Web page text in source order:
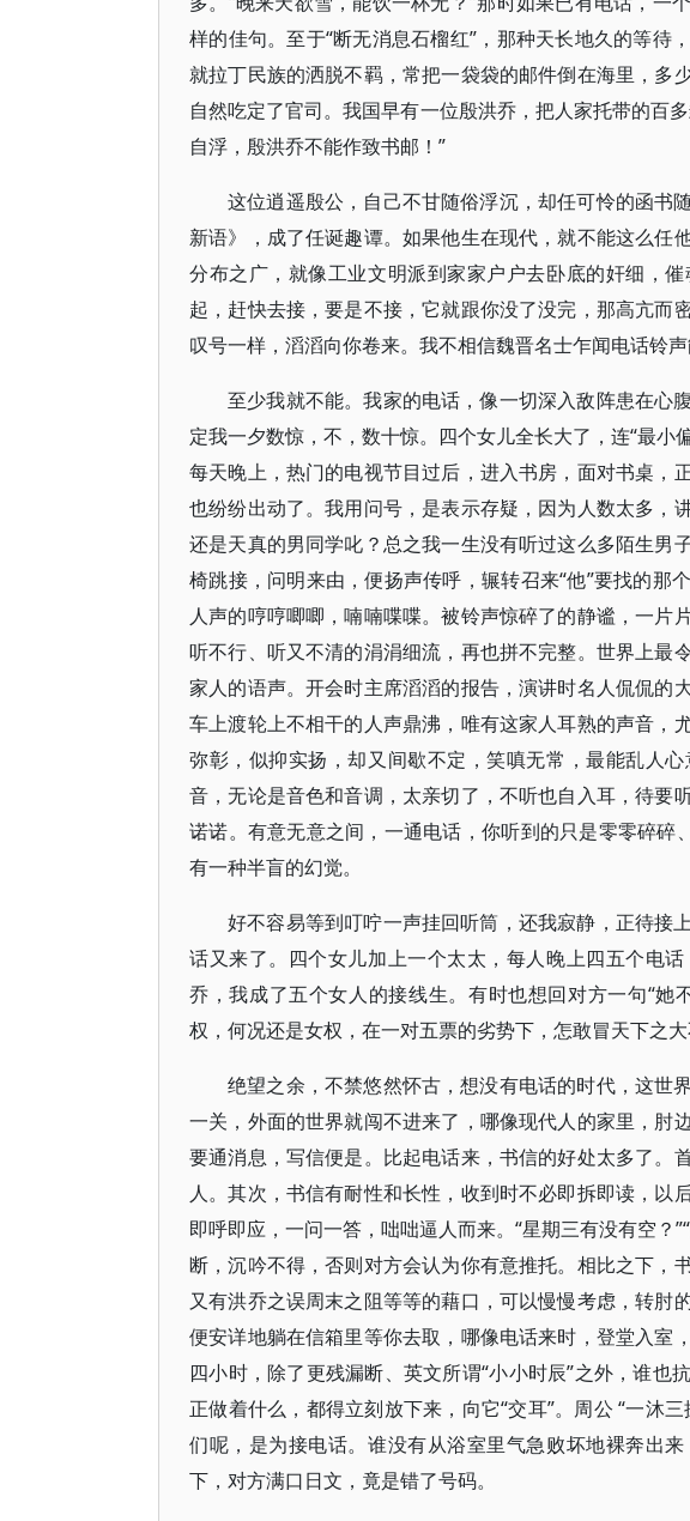
样的佳句。至于“断无消息石榴红”，那种天长地久的等待
就拉丁民族的洒脱不羁，常把一袋袋的邮件倒在海里，多
自然吃定了官司。我国早有一位殷洪乔，把人家托带的百
自浮，殷洪乔不能作致书邮！”
这位逍遥殷公，自己不甘随俗浮沉，却任可怜的函书
新语》，成了任诞趣谭。如果他生在现代，就不能这么任
分布之广，就像工业文明派到家家户户去卧底的奸细，
起，赶快去接，要是不接，它就跟你没了没完，那高亢而
叹号一样，滔滔向你卷来。我不相信魏晋名士乍闻电话铃声
至少我就不能。我家的电话，像一切深入敌阵患在心
定我一夕数惊，不，数十惊。四个女儿全长大了，连“最小
每天晚上，热门的电视节目过后，进入书房，面对书桌，
也纷纷出动了。我用问号，是表示存疑，因为人数太多，
还是天真的男同学叱？总之我一生没有听过这么多陌生男
椅跳接，问明来由，便扬声传呼，辗转召来“他”要找的那
人声的哼哼唧唧，喃喃喋喋。被铃声惊碎了的静谧，一片
听不行、听又不清的涓涓细流，再也拼不完整。世界上最
家人的语声。开会时主席滔滔的报告，演讲时名人侃侃的
车上渡轮上不相干的人声鼎沸，唯有这家人耳熟的声音，
弥彰，似抑实扬，却又间歇不定，笑嗔无常，最能乱人
音，无论是音色和音调，太亲切了，不听也自入耳，待要
诺诺。有意无意之间，一通电话，你听到的只是零零碎碎
有一种半盲的幻觉。
好不容易等到叮咛一声挂回听筒，还我寂静，正待接
话又来了。四个女儿加上一个太太，每人晚上四五个电
乔，我成了五个女人的接线生。有时也想回对方一句“她
权，何况还是女权，在一对五票的劣势下，怎敢冒天下之大
绝望之余，不禁悠然怀古，想没有电话的时代，这世
一关，外面的世界就闯不进来了，哪像现代人的家里，肘
要通消息，写信便是。比起电话来，书信的好处太多了。
人。其次，书信有耐性和长性，收到时不必即拆即读，以
即呼即应，一问一答，咄咄逼人而来。“星期三有没有空？
断，沉吟不得，否则对方会认为你有意推托。相比之下，
又有洪乔之误周末之阻等等的藉口，可以慢慢考虑，转肘
便安详地躺在信箱里等你去取，哪像电话来时，登堂入室
四小时，除了更残漏断、英文所谓“小小时辰”之外，谁也
正做着什么，都得立刻放下来，向它“交耳”。周公 “一沐
们呢，是为接电话。谁没有从浴室里气急败坏地裸奔出
下，对方满口日文，竟是错了号码。